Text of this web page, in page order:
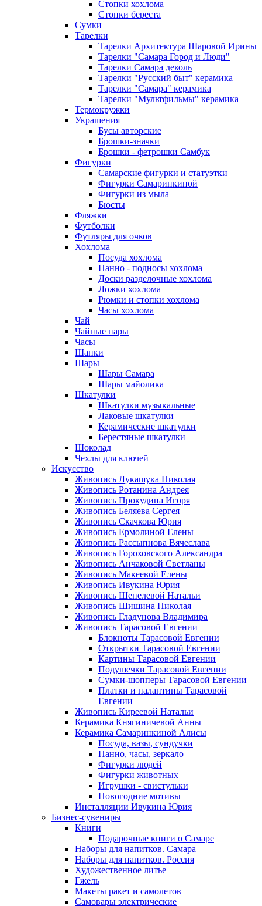
Стопки хохлома
Стопки береста
Сумки
Тарелки
Тарелки Архитектура Шаровой Ирины
Тарелки "Самара Город и Люди"
Тарелки Самара деколь
Тарелки "Русский быт" керамика
Тарелки "Самара" керамика
Тарелки "Мультфильмы" керамика
Термокружки
Украшения
Бусы авторские
Брошки-значки
Брошки - фетрошки Самбук
Фигурки
Самарские фигурки и статуэтки
Фигурки Самаринкиной
Фигурки из мыла
Бюсты
Фляжки
Футболки
Футляры для очков
Хохлома
Посуда хохлома
Панно - подносы хохлома
Доски разделочные хохлома
Ложки хохлома
Рюмки и стопки хохлома
Часы хохлома
Чай
Чайные пары
Часы
Шапки
Шары
Шары Самара
Шары майолика
Шкатулки
Шкатулки музыкальные
Лаковые шкатулки
Керамические шкатулки
Берестяные шкатулки
Шоколад
Чехлы для ключей
Искусство
Живопись Лукашука Николая
Живопись Ротанина Андрея
Живопись Прокудина Игоря
Живопись Беляева Сергея
Живопись Скачкова Юрия
Живопись Ермолиной Елены
Живопись Рассыпнова Вячеслава
Живопись Гороховского Александра
Живопись Анчаковой Светланы
Живопись Макеевой Елены
Живопись Ивукина Юрия
Живопись Шепелевой Натальи
Живопись Шишина Николая
Живопись Гладунова Владимира
Живопись Тарасовой Евгении
Блокноты Тарасовой Евгении
Открытки Тарасовой Евгении
Картины Тарасовой Евгении
Подушечки Тарасовой Евгении
Сумки-шопперы Тарасовой Евгении
Платки и палантины Тарасовой
Евгении
Живопись Киреевой Натальи
Керамика Княгиничевой Анны
Керамика Самаринкиной Алисы
Посуда, вазы, сундучки
Панно, часы, зеркало
Фигурки людей
Фигурки животных
Игрушки - свистульки
Новогодние мотивы
Инсталляции Ивукина Юрия
Бизнес-сувениры
Книги
Подарочные книги о Самаре
Наборы для напитков. Самара
Наборы для напитков. Россия
Художественное литье
Гжель
Макеты ракет и самолетов
Самовары электрические